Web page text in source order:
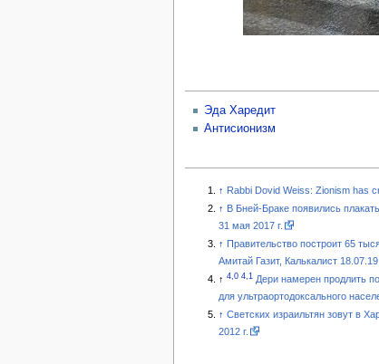
Эда Харедит
Антисионизм
↑ Rabbi Dovid Weiss: Zionism has
↑ В Бней-Браке появились
31 мая 2017 г.
↑ Правительство построит 65
Амитай Газит, Калькалист 18.07.19
↑ 4,0 4,1 Дери намерен продлить
для ультраортодоксального
↑ Светских израильтян зовут в
2012 г.